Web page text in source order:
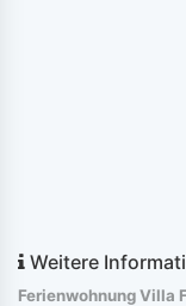
Weitere
Ferienwohnung Villa